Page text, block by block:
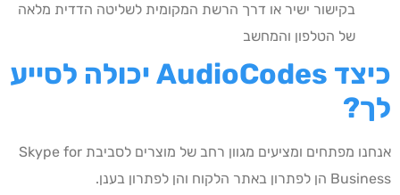
בקישור ישיר או דרך הרשת המקומית לשליטה הדדית מלאה
של הטלפון והמחשב
כיצד AudioCodes יכולה לסייע
לך?
אנחנו מפתחים ומציעים מגוון רחב של מוצרים לסביבת Skype for
Business הן לפתרון באתר הלקוח והן לפתרון בענן.